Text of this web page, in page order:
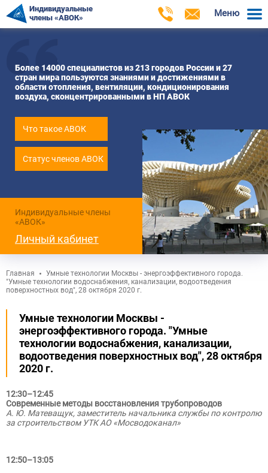
Индивидуальные
члены «АВОК»
Меню
Более 14000 специалистов из 213 городов России и 27
стран мира пользуются знаниями и достижениями в
области отопления, вентиляции, кондиционирования
воздуха, сконцентрированными в НП АВОК
Что такое АВОК
Статус членов АВОК
Индивидуальные члены
«АВОК»
Личный кабинет
Главная
Умные технологии Москвы - энергоэффективного города.
"Умные технологии водоснабжения, канализации, водоотведения
поверхностных вод", 28 октября 2020 г.
Умные технологии Москвы -
энергоэффективного города. "Умные
технологии водоснабжения, канализации,
водоотведения поверхностных вод", 28 октября
2020 г.
12:30–12:45
Современные методы восстановления трубопроводов
А. Ю. Матеващук, заместитель начальника службы по контролю
за строительством УТК АО «Мосводоканал»
12:50–13:05